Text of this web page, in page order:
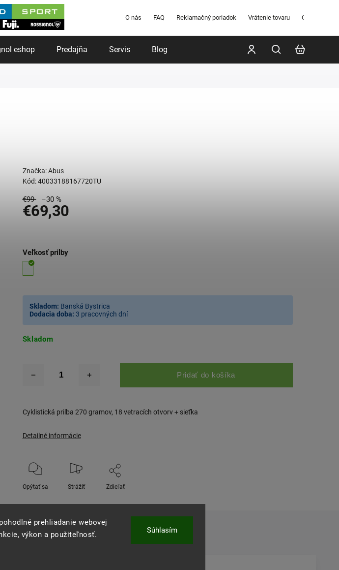
prehliadanie webovej
výkon a použiteľnosť.
Súhlasím
O nás FAQ Reklamačný poriadok Vrátenie tovaru Obchodné
eshop Predajňa Servis Blog Značky
Kód: 40033188167720TU
Značka:Abus
€99 –30 %
€69,30
Skladom
Veľkosť prilby
Skladom: Banská Bystrica
Dodacia doba: 3 pracovných dní
Pridať do košíka
Cyklistická prilba 270 gramov, 18 vetracích otvorv + sieťka
Detailné informácie
Opýtať sa Strážiť Zdieľať